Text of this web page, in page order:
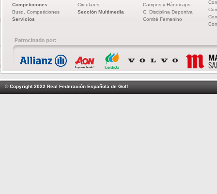
Competiciones
Busq. Competiciones
Servicios
Circulares
Sección Multimedia
Campos y Hándicaps
C. Disciplina Deportiva
Comité Femenino
© Copyright 2022 Real Federación Española de Golf